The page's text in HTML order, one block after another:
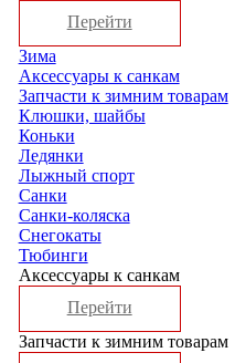
Перейти
Зима
Аксессуары к санкам
Запчасти к зимним товарам
Клюшки, шайбы
Коньки
Ледянки
Лыжный спорт
Санки
Санки-коляска
Снегокаты
Тюбинги
Аксессуары к санкам
Перейти
Запчасти к зимним товарам